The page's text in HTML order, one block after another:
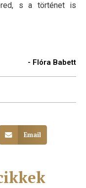
s a történet is
- Flóra Babett
Email